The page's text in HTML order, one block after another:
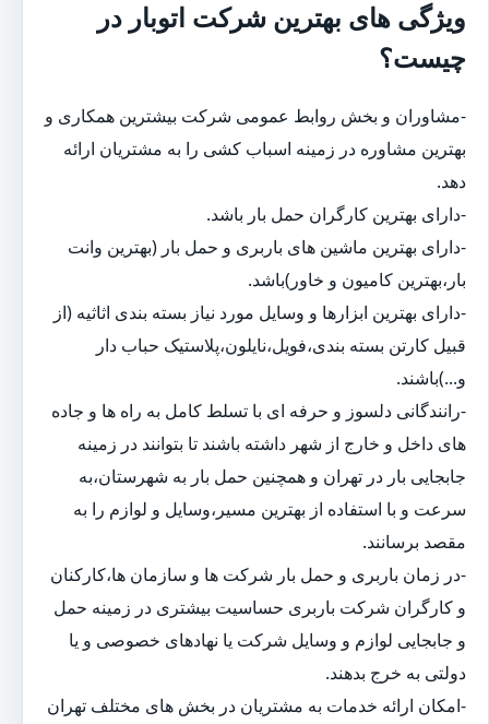
ویژگی های بهترین شرکت اتوبار در
چیست؟
-مشاوران و بخش روابط عمومی شرکت بیشترین همکاری و
بهترین مشاوره در زمینه اسباب کشی را به مشتریان ارائه
دهد.
-دارای بهترین کارگران حمل بار باشد.
-دارای بهترین ماشین های باربری و حمل بار (بهترین وانت
بار،بهترین کامیون و خاور)باشد.
-دارای بهترین ابزارها و وسایل مورد نیاز بسته بندی اثاثیه (از
قبیل کارتن بسته بندی،فویل،نایلون،پلاستیک حباب دار
و...)باشند.
-رانندگانی دلسوز و حرفه ای با تسلط کامل به راه ها و جاده
های داخل و خارج از شهر داشته باشند تا بتوانند در زمینه
جابجایی بار در تهران و همچنین حمل بار به شهرستان،به
سرعت و با استفاده از بهترین مسیر،وسایل و لوازم را به
مقصد برسانند.
-در زمان باربری و حمل بار شرکت ها و سازمان ها،کارکنان
و کارگران شرکت باربری حساسیت بیشتری در زمینه حمل
و جابجایی لوازم و وسایل شرکت یا نهادهای خصوصی و یا
دولتی به خرج بدهند.
-امکان ارائه خدمات به مشتریان در بخش های مختلف تهران